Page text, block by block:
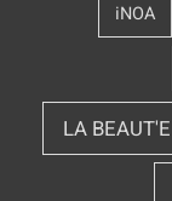
iNOA
LA BEAUT'E